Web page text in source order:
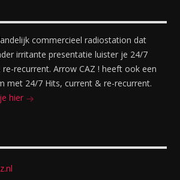
commercieel radiostation dat
irritante presentatie luister je 24/7
recurrent. Arrow CAZ ! heeft ook een
met 24/7 Hits, current & re-recurrent.
hier